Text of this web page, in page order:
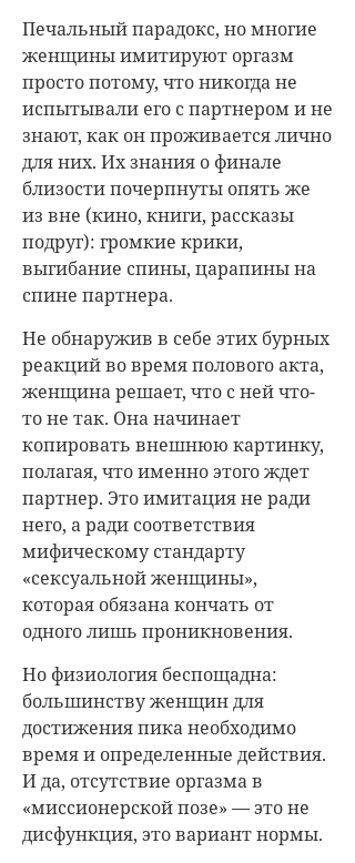
Печальный парадокс, но многие
женщины имитируют оргазм
просто потому, что никогда не
испытывали его с партнером и не
знают, как он проживается лично
для них. Их знания о финале
близости почерпнуты опять же
из вне (кино, книги, рассказы
подруг): громкие крики,
выгибание спины, царапины на
спине партнера.
Не обнаружив в себе этих бурных
реакций во время полового акта,
женщина решает, что с ней что-
то не так. Она начинает
копировать внешнюю картинку,
полагая, что именно этого ждет
партнер. Это имитация не ради
него, а ради соответствия
мифическому стандарту
«сексуальной женщины»,
которая обязана кончать от
одного лишь проникновения.
Но физиология беспощадна:
большинству женщин для
достижения пика необходимо
время и определенные действия.
И да, отсутствие оргазма в
«миссионерской позе» — это не
дисфункция, это вариант нормы.